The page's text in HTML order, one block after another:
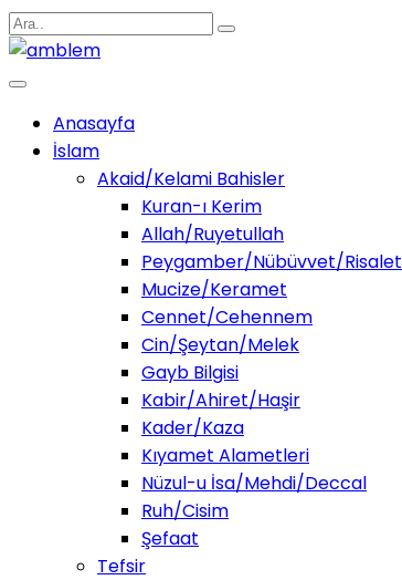
Anasayfa
İslam
Akaid/Kelami Bahisler
Kuran-ı Kerim
Allah/Ruyetullah
Peygamber/Nübüvvet/Risalet
Mucize/Keramet
Cennet/Cehennem
Cin/Şeytan/Melek
Gayb Bilgisi
Kabir/Ahiret/Haşir
Kader/Kaza
Kıyamet Alametleri
Nüzul-u İsa/Mehdi/Deccal
Ruh/Cisim
Şefaat
Tefsir